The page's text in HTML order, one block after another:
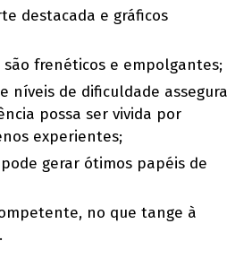
destacada e gráficos
são frenéticos e empolgantes;
níveis de dificuldade assegura
possa ser vivida por
experientes;
gerar ótimos papéis de
no que tange à